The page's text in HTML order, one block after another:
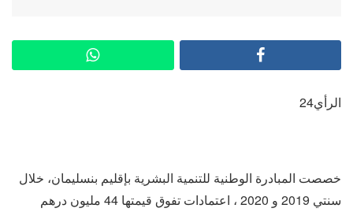
الرأي24
خصصت المبادرة الوطنية للتنمية البشرية بإقليم بنسليمان، خلال
سنتي 2019 و 2020 ، اعتمادات تفوق قيمتها 44 مليون درهم